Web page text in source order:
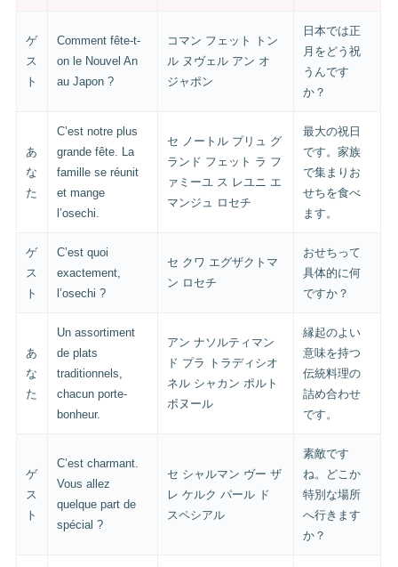
ゲ
ス
ト
Comment fête-t-
on le Nouvel An
au Japon ?
コマン フェット トン
ル ヌヴェル アン オ
ジャポン
日本では正
月をどう祝
うんです
か？
あ
な
た
C’est notre plus
grande fête. La
famille se réunit
et mange
l’osechi.
セ ノートル プリュ グ
ランド フェット ラ フ
ァミーユ ス レユニ エ
マンジュ ロセチ
最大の祝日
です。家族
で集まりお
せちを食べ
ます。
ゲ
ス
ト
C’est quoi
exactement,
l’osechi ?
セ クワ エグザクトマ
ン ロセチ
おせちって
具体的に何
ですか？
あ
な
た
Un assortiment
de plats
traditionnels,
chacun porte-
bonheur.
アン ナソルティマン
ド プラ トラディシオ
ネル シャカン ポルト
ボヌール
縁起のよい
意味を持つ
伝統料理の
詰め合わせ
です。
ゲ
ス
ト
C’est charmant.
Vous allez
quelque part de
spécial ?
セ シャルマン ヴー ザ
レ ケルク パール ド
スペシアル
素敵です
ね。どこか
特別な場所
へ行きます
か？